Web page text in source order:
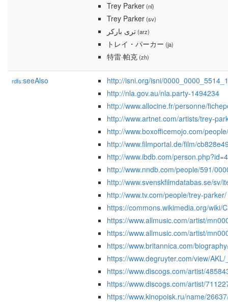
Trey Parker(nl)
Trey Parker(sv)
ترى باركر(arz)
トレイ・パーカー (ja)
特雷·帕克(zh)
rdfs:seeAlso
http://isni.org/isni/
http://nla.gov.au/nla.party-1494234
http://www.allocine.fr/personne/
http://www.artnet.com/artists/trey-
http://www.boxofficemojo.com/
http://www.filmportal.de/film/
http://www.ibdb.com/
http://www.nndb.com/people/591/
http://www.svenskfilmdatabas.se/sv/
http://www.tv.com/people/trey-parker/
https://commons.wikimedia.org/wiki/
https://www.allmusic.com/artist/
https://www.allmusic.com/artist/
https://www.britannica.com/
https://www.degruyter.com/view/
https://www.discogs.com/artist/
https://www.discogs.com/artist/
https://www.kinopoisk.ru/name/